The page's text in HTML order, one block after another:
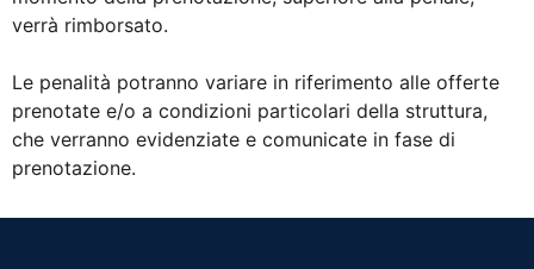
verrà rimborsato.
Le penalità potranno variare in riferimento alle offerte
prenotate e/o a condizioni particolari della struttura,
che verranno evidenziate e comunicate in fase di
prenotazione.